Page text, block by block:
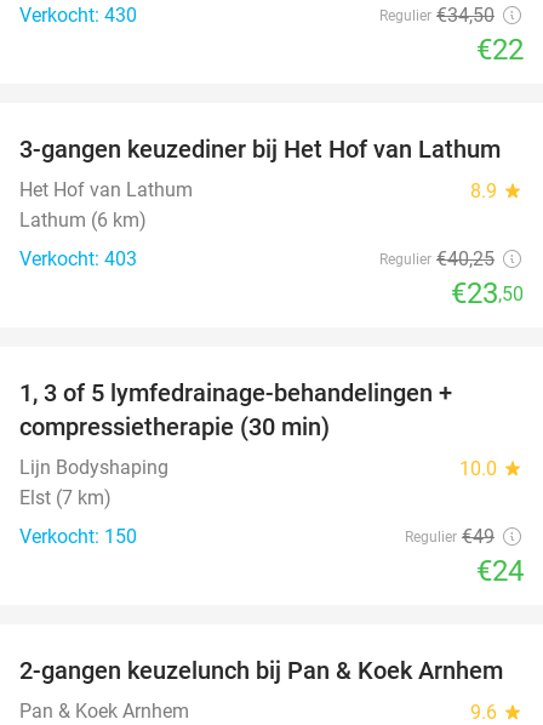
Verkocht: 430
Regulier €34,50
€22
42%
3-gangen keuzediner bij Het Hof van Lathum
Het Hof van Lathum 8.9 star
Lathum (6 km)
Verkocht: 403
Regulier €40,25
€23,50
1, 3 of 5 lymfedrainage-behandelingen +
compressietherapie (30 min)
Lijn Bodyshaping 10.0 star
Elst (7 km)
Verkocht: 150
Regulier €49
€24
44%
2-gangen keuzelunch bij Pan & Koek Arnhem
Pan & Koek Arnhem 9.6 star